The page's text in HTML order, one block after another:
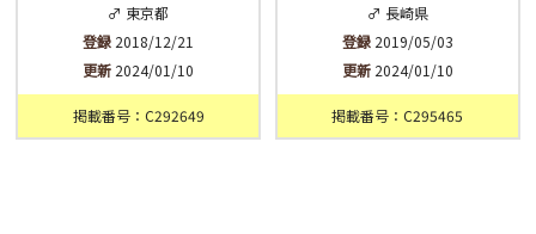
♂ 東京都
登録 2018/12/21
更新 2024/01/10
掲載番号：C292649
♂ 長崎県
登録2019/05/03
更新2024/01/10
掲載番号：C295465